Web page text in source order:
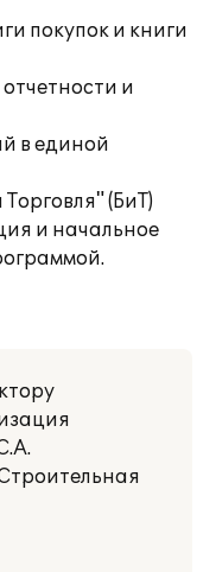
покупок и книги
и
в единой
(БиТ)
и начальное